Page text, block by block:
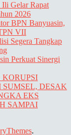
Gelar Rapat
2026
BPN Banyuasin,
VII
Segera Tangkap
Perkuat Sinergi
SUMSEL, DESAK
EKS
SAMPAI
.